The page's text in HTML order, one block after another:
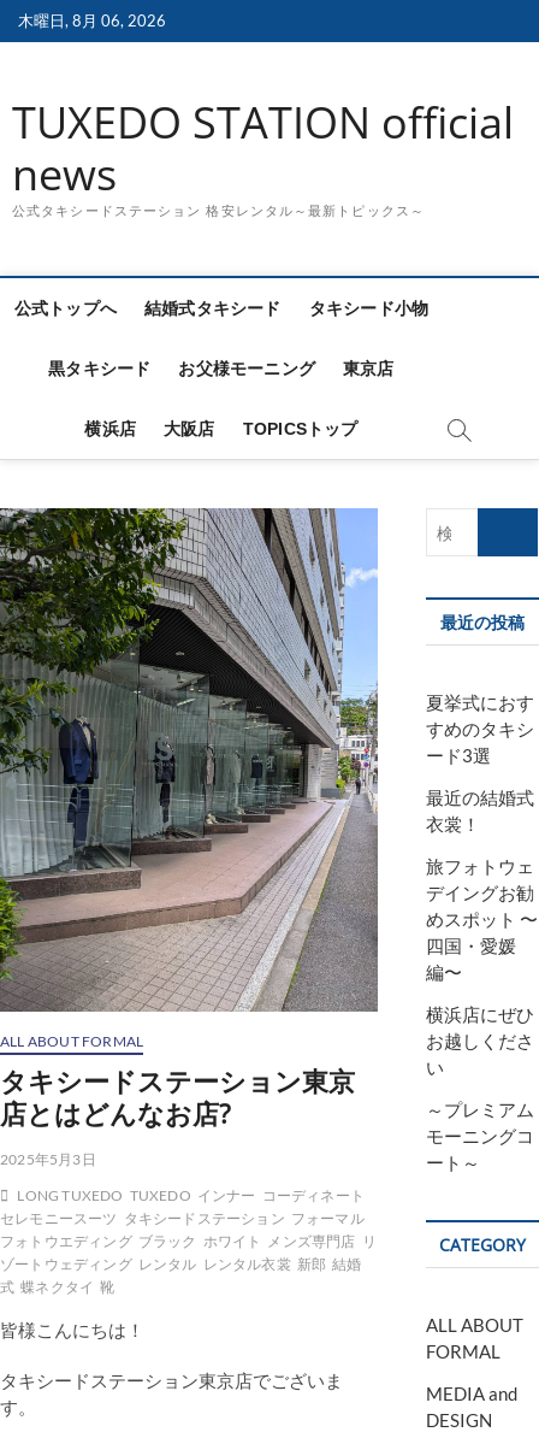
Skip
to
木曜日, 8月 06, 2026
TUXEDO STATION official
news
公式タキシードステーション 格安レンタル～最新トピックス～
公式トップへ 結婚式タキシード タキシード小物
黒タキシード お父様モーニング 東京店
横浜店 大阪店 TOPICSトップ
ALL ABOUT FORMAL
タキシードステーション東京
店とはどんなお店?
2025年5月3日
LONG TUXEDO TUXEDO インナー コーディネート
セレモニースーツ タキシードステーション フォーマル
フォトウエディング ブラック ホワイト メンズ専門店 リ
ゾートウェディング レンタル レンタル衣裳 新郎 結婚
式 蝶ネクタイ 靴
皆様こんにちは！
タキシードステーション東京店でございま
す。
最近の投稿
夏挙式におす
すめのタキシ
ード3選
最近の結婚式
衣裳！
旅フォトウェ
デイングお勧
めスポット 〜
四国・愛媛
編〜
横浜店にぜひ
お越しくださ
い
～プレミアム
モーニングコ
ート～
CATEGORY
ALL ABOUT
FORMAL
MEDIA and
DESIGN